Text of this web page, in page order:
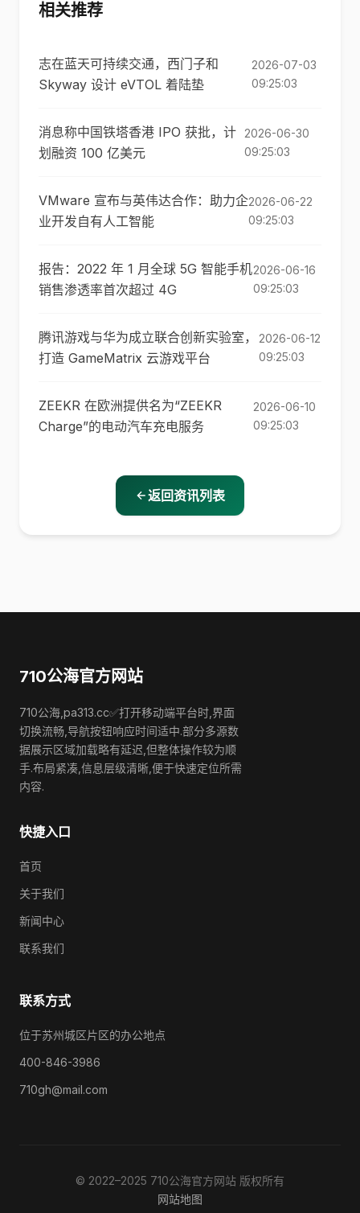
相关推荐
志在蓝天可持续交通，西门子和
Skyway 设计 eVTOL 着陆垫
2026-07-03
09:25:03
消息称中国铁塔香港 IPO 获批，计
划融资 100 亿美元
2026-06-30
09:25:03
VMware 宣布与英伟达合作：助力企
业开发自有人工智能
2026-06-22
09:25:03
报告：2022 年 1 月全球 5G 智能手机
销售渗透率首次超过 4G
2026-06-16
09:25:03
腾讯游戏与华为成立联合创新实验室，
打造 GameMatrix 云游戏平台
2026-06-12
09:25:03
ZEEKR 在欧洲提供名为“ZEEKR
Charge”的电动汽车充电服务
2026-06-10
09:25:03
返回资讯列表
710公海官方网站
710公海,pa313.cc✅打开移动端平台时,界面
切换流畅,导航按钮响应时间适中.部分多源数
据展示区域加载略有延迟,但整体操作较为顺
手.布局紧凑,信息层级清晰,便于快速定位所需
内容.
快捷入口
首页
关于我们
新闻中心
联系我们
联系方式
位于苏州城区片区的办公地点
400-846-3986
710gh@mail.com
© 2022–2025 710公海官方网站 版权所有
网站地图